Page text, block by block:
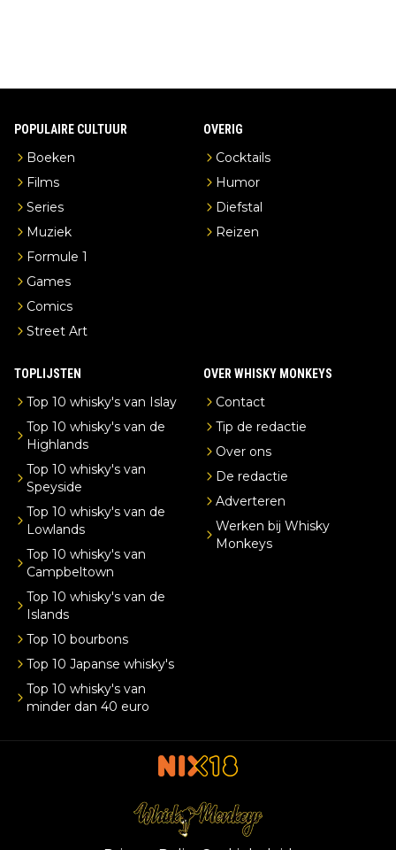
POPULAIRE CULTUUR
Boeken
Films
Series
Muziek
Formule 1
Games
Comics
Street Art
OVERIG
Cocktails
Humor
Diefstal
Reizen
TOPLIJSTEN
Top 10 whisky's van Islay
Top 10 whisky's van de
Highlands
Top 10 whisky's van
Speyside
Top 10 whisky's van de
Lowlands
Top 10 whisky's van
Campbeltown
Top 10 whisky's van de
Islands
Top 10 bourbons
Top 10 Japanse whisky's
Top 10 whisky's van
minder dan 40 euro
OVER WHISKY MONKEYS
Contact
Tip de redactie
Over ons
De redactie
Adverteren
Werken bij Whisky
Monkeys